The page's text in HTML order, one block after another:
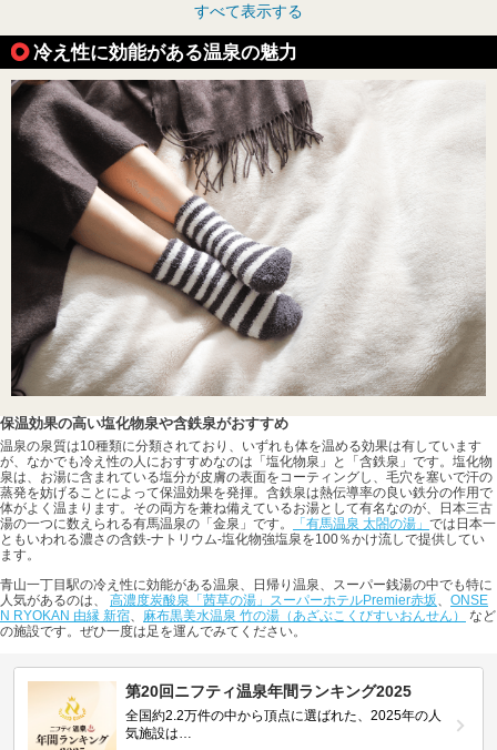
すべて表示する
冷え性に効能がある温泉の魅力
保温効果の高い塩化物泉や含鉄泉がおすすめ
温泉の泉質は10種類に分類されており、いずれも体を温める効果は有しています
が、なかでも冷え性の人におすすめなのは「塩化物泉」と「含鉄泉」です。塩化物
泉は、お湯に含まれている塩分が皮膚の表面をコーティングし、毛穴を塞いで汗の
蒸発を妨げることによって保温効果を発揮。含鉄泉は熱伝導率の良い鉄分の作用で
体がよく温まります。その両方を兼ね備えているお湯として有名なのが、日本三古
湯の一つに数えられる有馬温泉の「金泉」です。
「有馬温泉 太閤の湯」 では日本一
ともいわれる濃さの含鉄-ナトリウム-塩化物強塩泉を100％かけ流しで提供してい
ます。
青山一丁目駅の冷え性に効能がある温泉、日帰り温泉、スーパー銭湯の中でも特に
人気があるのは、 高濃度炭酸泉「茜草の湯」スーパーホテルPremier赤坂
ONSE
N RYOKAN 由縁 新宿
麻布黒美水温泉 竹の湯（あざぶこくびすいおんせん）
など
の施設です。ぜひ一度は足を運んでみてください。
第20回ニフティ温泉年間ランキング2025
全国約2.2万件の中から頂点に選ばれた、2025年の人
気施設は…